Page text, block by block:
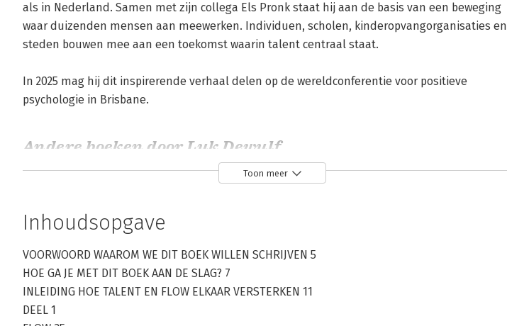
als in Nederland. Samen met zijn collega Els Pronk staat hij aan de basis van een beweging
waar duizenden mensen aan meewerken. Individuen, scholen, kinderopvangorganisaties en
steden bouwen mee aan een toekomst waarin talent centraal staat.
In 2025 mag hij dit inspirerende verhaal delen op de wereldconferentie voor positieve
psychologie in Brisbane.
Andere boeken door Luk Dewulf
Toon meer
Inhoudsopgave
VOORWOORD WAAROM WE DIT BOEK WILLEN SCHRIJVEN 5
HOE GA JE MET DIT BOEK AAN DE SLAG? 7
INLEIDING HOE TALENT EN FLOW ELKAAR VERSTERKEN 11
DEEL 1